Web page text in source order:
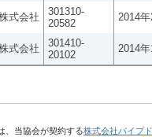
式会社
301310-
20582
2014
式会社
301410-
20102
2014
、当協会が契約する株式会社パイプ